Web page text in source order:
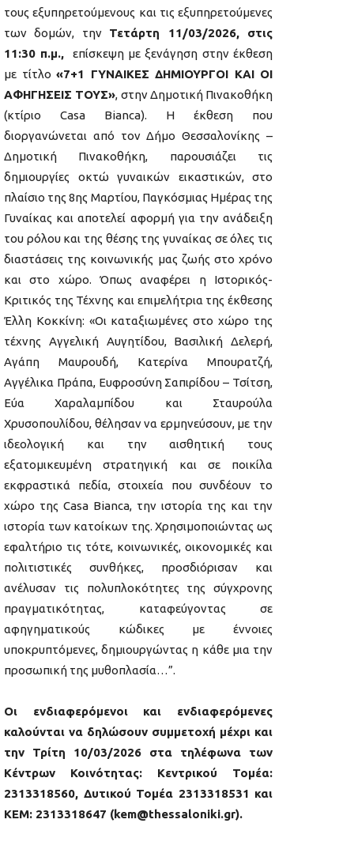
τους εξυπηρετούμενους και τις εξυπηρετούμενες
των δομών, την Τετάρτη 11/03/2026, στις
11:30 π.μ., επίσκεψη με ξενάγηση στην έκθεση
με τίτλο «7+1 ΓΥΝΑΙΚΕΣ ΔΗΜΙΟΥΡΓΟΙ ΚΑΙ ΟΙ
ΑΦΗΓΗΣΕΙΣ ΤΟΥΣ», στην Δημοτική Πινακοθήκη
(κτίριο Casa Bianca). Η έκθεση που
διοργανώνεται από τον Δήμο Θεσσαλονίκης –
Δημοτική Πινακοθήκη, παρουσιάζει τις
δημιουργίες οκτώ γυναικών εικαστικών, στο
πλαίσιο της 8ης Μαρτίου, Παγκόσμιας Ημέρας της
Γυναίκας και αποτελεί αφορμή για την ανάδειξη
του ρόλου και της θέσης της γυναίκας σε όλες τις
διαστάσεις της κοινωνικής μας ζωής στο χρόνο
και στο χώρο. Όπως αναφέρει η Ιστορικός-
Κριτικός της Τέχνης και επιμελήτρια της έκθεσης
Έλλη Κοκκίνη: «Οι καταξιωμένες στο χώρο της
τέχνης Αγγελική Αυγητίδου, Βασιλική Δελερή,
Αγάπη Μαυρουδή, Κατερίνα Μπουρατζή,
Αγγέλικα Πράπα, Ευφροσύνη Σαπιρίδου – Τσίτση,
Εύα Χαραλαμπίδου και Σταυρούλα
Χρυσοπουλίδου, θέλησαν να ερμηνεύσουν, με την
ιδεολογική και την αισθητική τους
εξατομικευμένη στρατηγική και σε ποικίλα
εκφραστικά πεδία, στοιχεία που συνδέουν το
χώρο της Casa Bianca, την ιστορία της και την
ιστορία των κατοίκων της. Χρησιμοποιώντας ως
εφαλτήριο τις τότε, κοινωνικές, οικονομικές και
πολιτιστικές συνθήκες, προσδιόρισαν και
ανέλυσαν τις πολυπλοκότητες της σύγχρονης
πραγματικότητας, καταφεύγοντας σε
αφηγηματικούς κώδικες με έννοιες
υποκρυπτόμενες, δημιουργώντας η κάθε μια την
προσωπική της μυθοπλασία…”.
Οι ενδιαφερόμενοι και ενδιαφερόμενες
καλούνται να δηλώσουν συμμετοχή μέχρι και
την Τρίτη 10/03/2026 στα τηλέφωνα των
Κέντρων Κοινότητας: Κεντρικού Τομέα:
2313318560, Δυτικού Τομέα 2313318531 και
ΚΕΜ: 2313318647 (kem@thessaloniki.gr).